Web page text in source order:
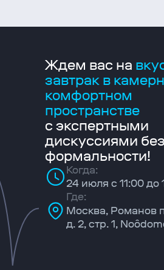
Ждем вас на
завтрак в
комфортном
пространстве
с экспертными
дискуссиями
формальности!
Когда:
24 июля с 11:00 до
Где:
Москва, Романов
д. 2, стр. 1,